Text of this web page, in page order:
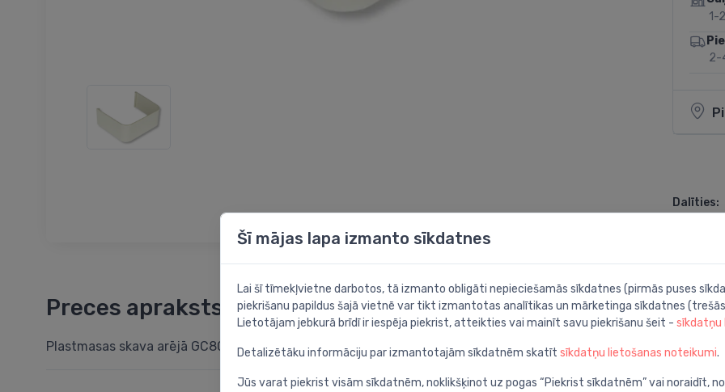
1-
2-
Dalīties:
Preces apraksts
Plastmasas skava arējā GC80
Šī mājas lapa izmanto sīkdatnes
Lai šī tīmekļvietne darbotos, tā izmanto obligāti nepieciešamās sīkdatnes (pirmās puses
piekrišanu papildus šajā vietnē var tikt izmantotas analītikas un mārketinga sīkdatnes
Lietotājam jebkurā brīdī ir iespēja piekrist, atteikties vai mainīt savu piekrišanu šeit - sīkdatņu
Detalizētāku informāciju par izmantotajām sīkdatnēm skatīt sīkdatņu lietošanas noteikumi.
Jūs varat piekrist visām sīkdatnēm, noklikšķinot uz pogas “Piekrist sīkdatnēm” vai noraidīt,